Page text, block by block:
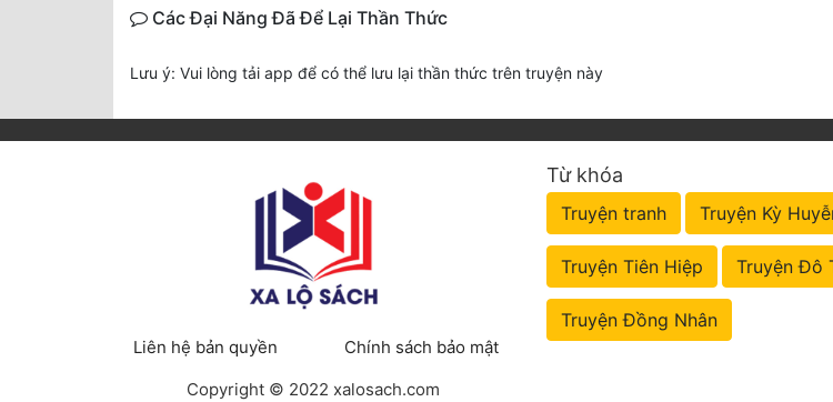
Các Đại Năng Đã Để Lại Thần Thức
Lưu ý: Vui lòng tải app để có thể lưu lại thần thức trên truyện này
Liên hệ bản quyền
Chính sách bảo mật
Copyright © 2022 xalosach.com
Từ khóa
Truyện tranh Truyện Kỳ
Truyện Tiên Hiệp Truyện Đô
Truyện Đồng Nhân